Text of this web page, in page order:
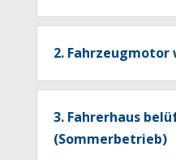
2. Fahrzeugmotor
3. Fahrerhaus
(Sommerbetrieb)